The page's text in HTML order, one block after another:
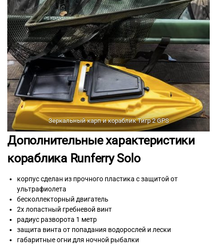
Зеркальный карп и кораблик Тигр 2 GPS
Дополнительные характеристики
кораблика Runferry Solo
корпус сделан из прочного пластика с защитой от
ультрафиолета
бесколлекторный двигатель
2х лопастный гребневой винт
радиус разворота 1 метр
защита винта от попадания водорослей и лески
габаритные огни для ночной рыбалки